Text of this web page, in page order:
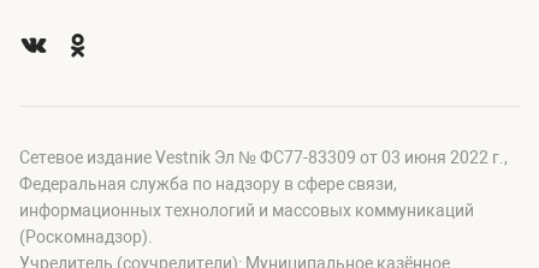
Сетевое издание Vestnik Эл № ФС77-83309 от 03 июня 2022 г.,
Федеральная служба по надзору в сфере связи,
информационных технологий и массовых коммуникаций
(Роскомнадзор).
Учредитель (соучредители): Муниципальное казённое